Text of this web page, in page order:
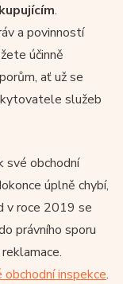
.
a povinností
účinně
ať už se
služeb
své obchodní
úplně chybí,
v roce 2019 se
právního sporu
obchodní inspekce.